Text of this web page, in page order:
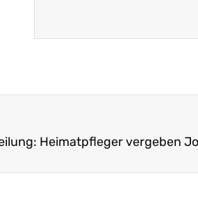
Heimatpfleger vergeben